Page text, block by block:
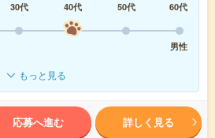
30代 40代 50代
60代
男性
もっと見る
応募へ進む 詳しく見る